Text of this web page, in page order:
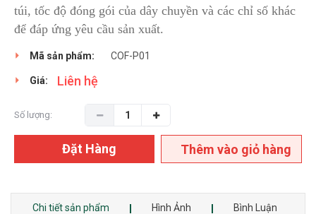
túi, tốc độ đóng gói của dây chuyền và các chỉ số khác
để đáp ứng yêu cầu sản xuất.
Mã sản phẩm: COF-P01
Giá: Liên hệ
Số lượng:
Đặt Hàng Thêm vào giỏ hàng
Chi tiết sản phẩm Hình Ảnh Bình Luận